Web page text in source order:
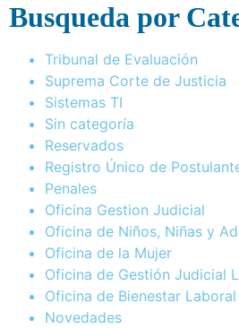
Busqueda por
Tribunal de Evaluación
Suprema Corte de Justicia
Sistemas TI
Sin categoría
Reservados
Registro Único de
Penales
Oficina Gestion Judicial
Oficina de Niños, Niñas y
Oficina de la Mujer
Oficina de Gestión Judicial
Oficina de Bienestar Laboral
Novedades